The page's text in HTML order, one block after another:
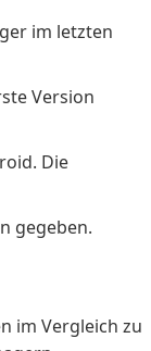
im letzten
Version
Die
gegeben.
im Vergleich zu